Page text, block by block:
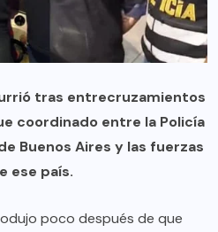
tras entrecruzamientos
coordinado entre la Policía
Buenos Aires y las fuerzas
ese país.
poco después de que